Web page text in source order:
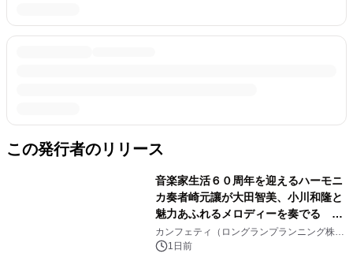
この発行者のリリース
音楽家生活６０周年を迎えるハーモニ
カ奏者崎元讓が大田智美、小川和隆と
魅力あふれるメロディーを奏でる
『ファンタスティック・トリオⅢ』チ
ケット8月24日(月)～発売開始！
カンフェティ（ロングランプランニング株式
会社）
1日前